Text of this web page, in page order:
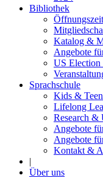
Bibliothek
Katalog &
Angebote
US
Sprachschule
Kids &
Lifelong
Research
Angebote
Angebote
Kontakt &
|
Über uns